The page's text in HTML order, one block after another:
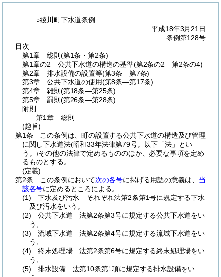
○綾川町下水道条例
平成18年3月21日
条例第128号
目次
第1章
総則 (第1条・第2条)
第1章の2
公共下水道の構造の基準(第2条の2―第2条の4)
第2章
排水設備の設置等(第3条―第7条)
第3章
公共下水道の使用(第8条―第17条)
第4章
雑則 (第18条―第25条)
第5章
罰則 (第26条―第28条)
附則
第1章
総則
(趣旨)
第1条
この条例は、町の設置する公共下水道の構造及び管理
に関し下水道法(昭和33年法律第79号。以下「法」とい
う。)その他の法律で定めるもののほか、必要な事項を定め
るものとする。
(定義)
第2条
この条例において次の各号に掲げる用語の意義は、 当
該各号に定めるところによる。
(1)
下水及び汚水 それぞれ法第2条第1号に規定する下水
及び汚水をいう。
(2)
公共下水道 法第2条第3号に規定する公共下水道をい
う。
(3)
流域下水道 法第2条第4号に規定する流域下水道をい
う。
(4)
終末処理場 法第2条第6号に規定する終末処理場をい
う。
(5)
排水設備 法第10条第1項に規定する排水設備をい